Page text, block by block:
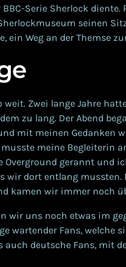
Serie Sherlock
seinen
ein Weg an der Themse
Zwei lange Jahre
zu lang. Der Abend
mit meinen Gedanken
meine Begleiterin
gerannt und
wir dort entlang
kamen wir immer noch
wir uns noch etwas im
wartender Fans, welche
deutsche Fans, mit